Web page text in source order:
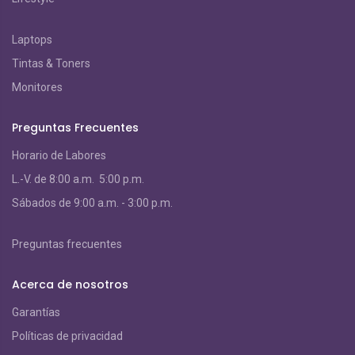
Laptops
Tintas & Toners
Monitores
Preguntas Frecuentes
Horario de Labores
L.-V. de 8:00 a.m. 5:00 p.m.
Sábados de 9:00 a.m. - 3:00 p.m.
Preguntas frecuentes
Acerca de nosotros
Garantías
Políticas de privacidad